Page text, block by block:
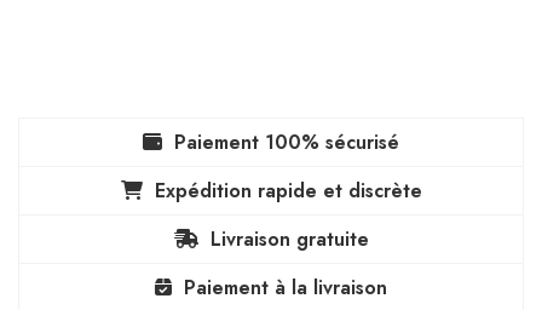
Paiement 100% sécurisé
Expédition rapide et discrète
Livraison gratuite
Paiement à la livraison